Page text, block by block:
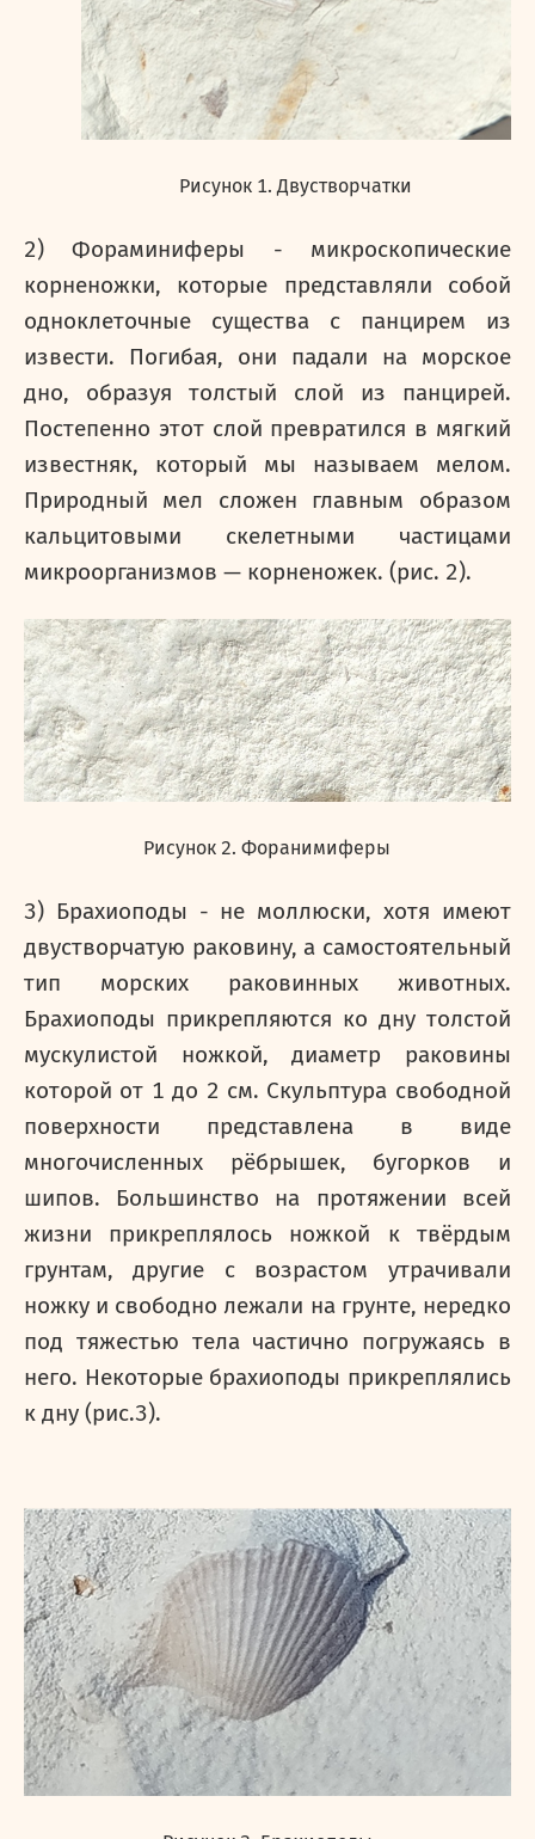
Рисунок 1. Двустворчатки
2) Фораминиферы - микроскопические
корненожки, которые представляли собой
одноклеточные существа с панцирем из
извести. Погибая, они падали на морское
дно, образуя толстый слой из панцирей.
Постепенно этот слой превратился в мягкий
известняк, который мы называем мелом.
Природный мел сложен главным образом
кальцитовыми скелетными частицами
микроорганизмов — корненожек. (рис. 2).
Рисунок 2. Форанимиферы
3) Брахиоподы - не моллюски, хотя имеют
двустворчатую раковину, а самостоятельный
тип морских раковинных животных.
Брахиоподы прикрепляются ко дну толстой
мускулистой ножкой, диаметр раковины
которой от 1 до 2 см. Скульптура свободной
поверхности представлена в виде
многочисленных рёбрышек, бугорков и
шипов. Большинство на протяжении всей
жизни прикреплялось ножкой к твёрдым
грунтам, другие с возрастом утрачивали
ножку и свободно лежали на грунте, нередко
под тяжестью тела частично погружаясь в
него. Некоторые брахиоподы прикреплялись
к дну (рис.3).